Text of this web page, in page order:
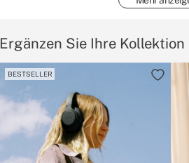
Ergänzen Sie Ihre Kollektion
BESTSELLER